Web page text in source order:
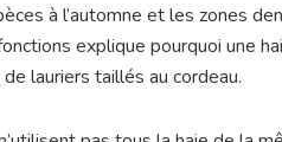
à l’automne et les zones
explique pourquoi une
lauriers taillés au cordeau.